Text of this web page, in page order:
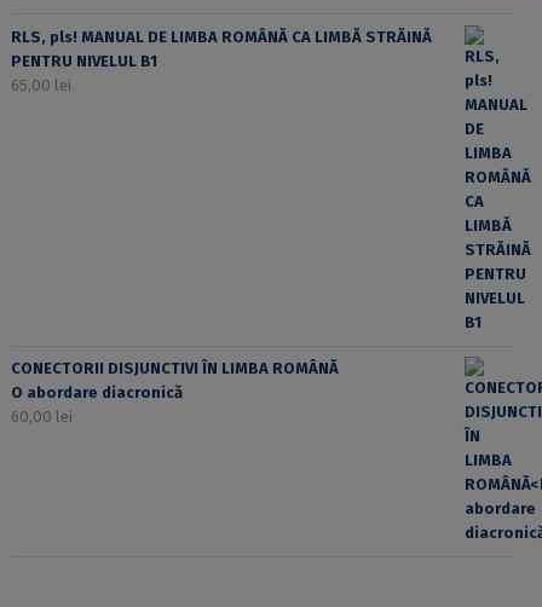
RLS, pls! MANUAL DE LIMBA ROMÂNĂ CA LIMBĂ STRĂINĂ
PENTRU NIVELUL B1
65,00 lei
CONECTORII DISJUNCTIVI ÎN LIMBA ROMÂNĂ
O abordare diacronică
60,00 lei